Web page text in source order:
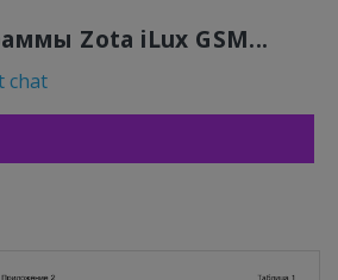
Zota iLux GSM...
chat